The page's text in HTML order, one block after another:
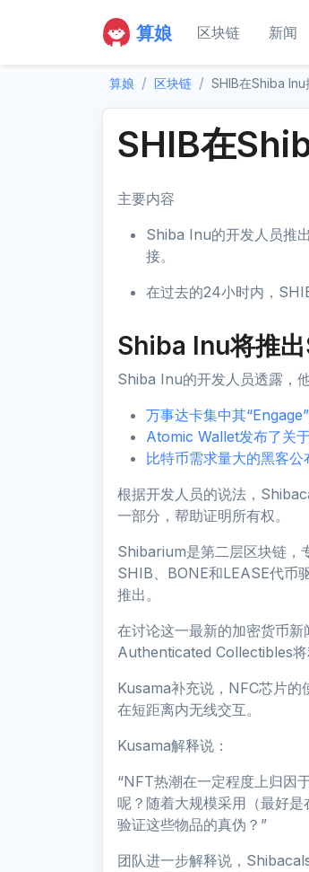
算娘 区块链 新闻
算娘 区块链 SHIB在Shiba
SHIB在
主要内容
Shiba Inu的开发人员推
接。
在过去的24小时内，
Shiba Inu将推
Shiba Inu的开发人员透露，
万事达卡集中其
Atomic Wallet发布了关
比特币需求量大的黑客
根据开发人员的说法，
一部分，帮助证明所有权。
Shibarium是第二层区块链，
SHIB、BONE和LEASE代币
推出。
在讨论这一最新的加密货币
Authenticated Collectibles将
Kusama补充说，NFC芯片
在短距离内无线交互。
Kusama解释说：
“NFT热潮在一定程度上归因
呢？随着大规模采用（最好
验证这些物品的真伪？”
团队进一步解释说，